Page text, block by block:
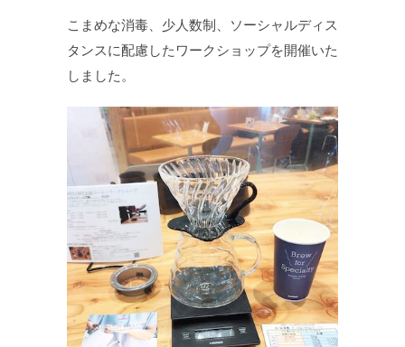
こまめな消毒、少人数制、ソーシャルディス
タンスに配慮したワークショップを開催いた
しました。